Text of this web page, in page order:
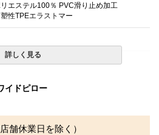
リエステル100％ PVC滑り止め加工
塑性TPEエラストマー
がございます。また発送予定も変更になる場
詳しく見る
イドピロー
舗休業日を除く）